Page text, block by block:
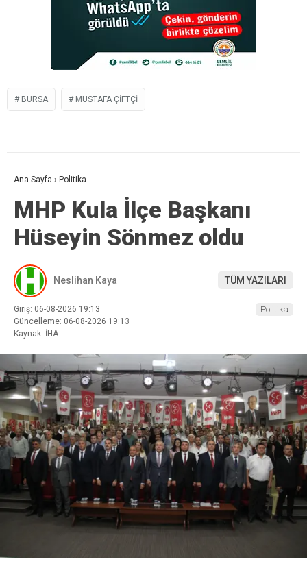
BURSA MUSTAFA ÇIFTÇI
Ana Sayfa › Politika
MHP Kula İlçe Başkanı
Hüseyin Sönmez oldu
Neslihan Kaya TÜM YAZILARI
Giriş: 06-08-2026 19:13
Güncelleme: 06-08-2026 19:13
Kaynak: İHA
Politika